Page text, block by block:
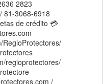
2823
3068-6918
de crédito 💳
RegioProtectores/
regioprotectores/
/